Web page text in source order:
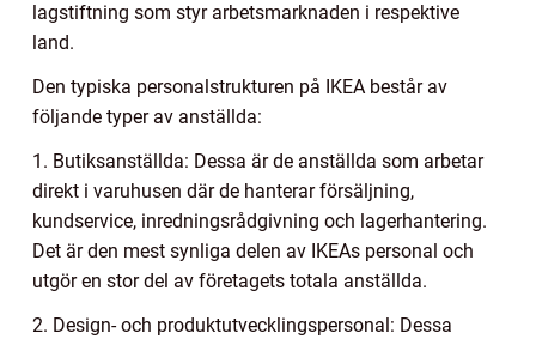
lagstiftning som styr arbetsmarknaden i respektive
land.
Den typiska personalstrukturen på IKEA består av
följande typer av anställda:
1. Butiksanställda: Dessa är de anställda som arbetar
direkt i varuhusen där de hanterar försäljning,
kundservice, inredningsrådgivning och lagerhantering.
Det är den mest synliga delen av IKEAs personal och
utgör en stor del av företagets totala anställda.
2. Design- och produktutvecklingspersonal: Dessa